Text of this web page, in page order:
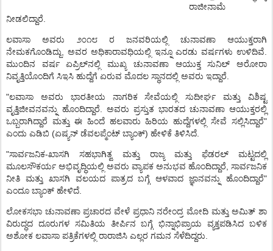
ರಾಜೀನಾಮೆ
ನೀಡಲಿದ್ದಾರೆ
ಲವಾಸಾ ಅವರು ೨೦೧೮ ರ ಜನವರಿಯಲ್ಲಿ ಚುನಾವಣಾ
ಆಯುಕ್ತರಾಗಿ
ನೇಮಕಗೊಂಡಿದ್ದು
ಅವರ ಅಧಿಕಾರಾವಧಿಯಲ್ಲಿ ಇನ್ನೂ ಎರಡು ವರ್ಷಗಳು ಉಳಿದಿವೆ
ಮುಂದಿನ ವರ್ಷ ಏಪ್ರಿಲ್ನಲ್ಲಿ ಮುಖ್ಯ ಚುನಾವಣಾ ಆಯುಕ್ತ ಸುನಿಲ್
ಅರೋರಾ
ನಿವೃತ್ತಿಯೊಂದಿಗೆ ಸಿಇಸಿ ಹುದ್ದೆಗೆ ಏರುವ ಮೊದಲ ಸ್ಥಾನದಲ್ಲಿ ಅವರು ಇದ್ದಾರೆ
"ಲವಾಸಾ ಅವರು ಭಾರತೀಯ ನಾಗರಿಕ ಸೇವೆಯಲ್ಲಿ ಸುದೀರ್ಘ ಮತ್ತು
ವಿಶಿಷ್ಟ
ವೃತ್ತಿಜೀವನವನ್ನು ಹೊಂದಿದ್ದಾರೆ ಅವರು ಪ್ರಸ್ತುತ ಭಾರತದ ಚುನಾವಣಾ ಆಯುಕ್ತರಲ್ಲಿ
ಒಬ್ಬರಾಗಿದ್ದಾರೆ ಮತ್ತು ಈ ಹಿಂದೆ ಹಲವಾರು ಹಿರಿಯ ಹುದ್ದೆಗಳಲ್ಲಿ ಸೇವೆ ಸಲ್ಲಿಸಿದ್ದಾರೆ"
ಎಂದು ಎಡಿಬಿ (ಏಷ್ಯನ್ ಡೆವಲಪ್ಮೆಂಟ್ ಬ್ಯಾಂಕ್) ಹೇಳಿಕೆ ತಿಳಿಸಿದೆ
"ಸಾರ್ವಜನಿಕ-ಖಾಸಗಿ ಸಹಭಾಗಿತ್ವ ಮತ್ತು ರಾಜ್ಯ ಮತ್ತು ಫೆಡರಲ್
ಮಟ್ಟದಲ್ಲಿ
ಮೂಲಸೌಕರ್ಯ ಅಭಿವೃದ್ಧಿಯಲ್ಲಿ ಅವರು ವ್ಯಾಪಕ ಅನುಭವ ಹೊಂದಿದ್ದಾರೆ ಸಾರ್ವಜನಿಕ
ನೀತಿ ಮತ್ತು ಖಾಸಗಿ ವಲಯದ ಪಾತ್ರದ ಬಗ್ಗೆ ಆಳವಾದ ಜ್ಞಾನವನ್ನು ಹೊಂದಿದ್ದಾರೆ"
ಎಂದೂ ಬ್ಯಾಂಕ್ ಹೇಳಿದೆ
ಲೋಕಸಭಾ ಚುನಾವಣಾ ಪ್ರಚಾರದ ವೇಳೆ ಪ್ರಧಾನಿ ನರೇಂದ್ರ ಮೋದಿ ಮತ್ತು ಅಮಿತ್ ಶಾ
ವಿರುದ್ಧದ ದೂರುಗಳ ಸಮಿತಿಯ ತೀರ್ಪಿನ ಬಗ್ಗೆ ಭಿನ್ನಾಭಿಪ್ರಾಯ ವ್ಯಕ್ತಪಡಿಸಿದ
ಬಳಿಕ
ಅಶೋಕ ಲವಾಸಾ ಪತ್ರಿಕೆಗಳಲ್ಲಿ ರಾರಾಜಿಸಿ ಎಲ್ಲರ ಗಮನ ಸೆಳೆದಿದ್ದರು